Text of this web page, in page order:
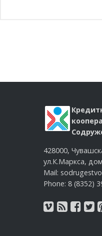
428000,
ул.К.Маркса,
Mail:
Phone: 8 (8352)